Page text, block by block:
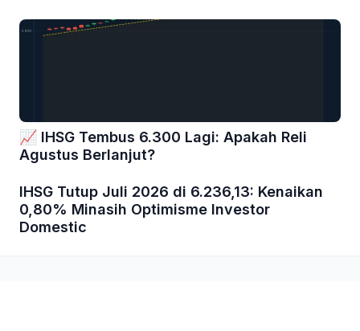
📈 IHSG Tembus 6.300 Lagi: Apakah Reli
Agustus Berlanjut?
IHSG Tutup Juli 2026 di 6.236,13: Kenaikan
0,80% Minasih Optimisme Investor
Domestic